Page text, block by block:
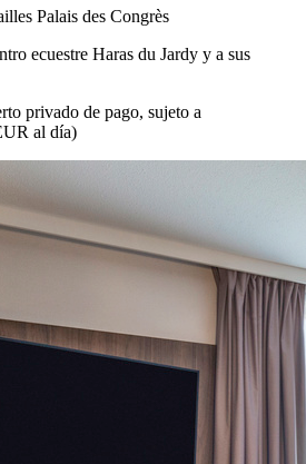
Palais des Congrès
ecuestre Haras du Jardy y a sus
privado de pago, sujeto a
al día)